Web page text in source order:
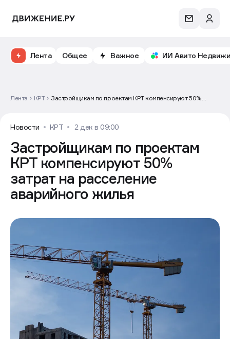
Лента Общее Важное ИИ Авито
Лента КРТ
Застройщикам по проектам КРТ компенсируют 50%
Новости КРТ 2 дек в 09:00
Застройщикам по проектам
КРТ компенсируют 50%
затрат на расселение
аварийного жилья